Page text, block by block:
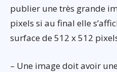
publier une très grande
pixels si au final elle
surface de 512 x 512
– Une image doit avoir